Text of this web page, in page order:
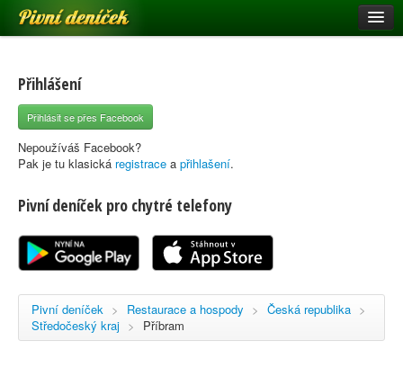
Pivní deníček
Pivní mapa
Pivní značky
Nápověda
Registrace
Přihlášení
Přihlásit se přes Facebook
Nepoužíváš Facebook?
Pak je tu klasická registrace a přihlašení.
Pivní deníček pro chytré telefony
Pivní deníček > Restaurace a hospody > Česká republika >
Středočeský kraj > Příbram